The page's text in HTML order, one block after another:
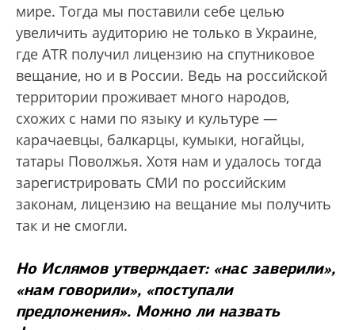
мире. Тогда мы поставили себе целью
увеличить аудиторию не только в Украине,
где ATR получил лицензию на спутниковое
вещание, но и в России. Ведь на российской
территории проживает много народов,
схожих с нами по языку и культуре —
карачаевцы, балкарцы, кумыки, ногайцы,
татары Поволжья. Хотя нам и удалось тогда
зарегистрировать СМИ по российским
законам, лицензию на вещание мы получить
так и не смогли.
Но Ислямов утверждает: «нас заверили»,
«нам говорили», «поступали
предложения». Можно ли назвать